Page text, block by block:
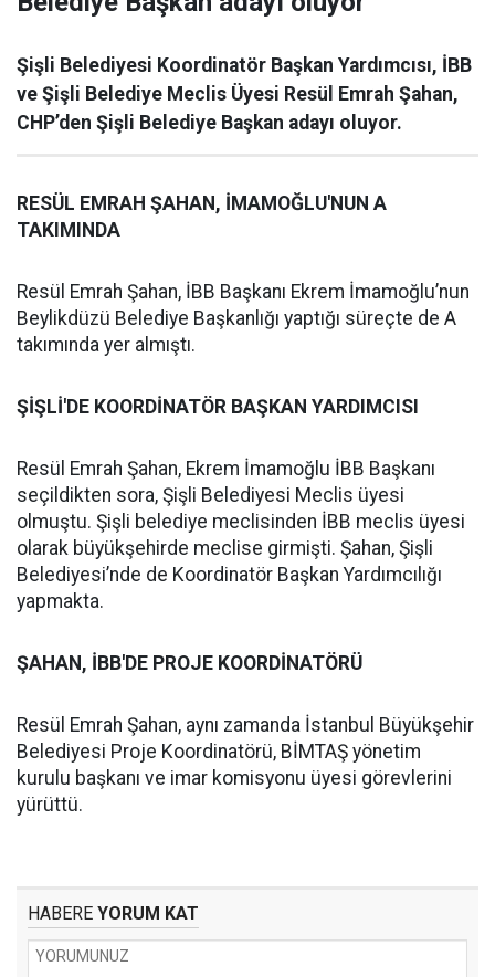
Şişli Belediyesi Koordinatör Başkan Yardımcısı, İBB
ve Şişli Belediye Meclis Üyesi Resül Emrah Şahan,
CHP’den Şişli Belediye Başkan adayı oluyor.
RESÜL EMRAH ŞAHAN, İMAMOĞLU'NUN A
TAKIMINDA
Resül Emrah Şahan, İBB Başkanı Ekrem İmamoğlu’nun
Beylikdüzü Belediye Başkanlığı yaptığı süreçte de A
takımında yer almıştı.
ŞİŞLİ'DE KOORDİNATÖR BAŞKAN YARDIMCISI
Resül Emrah Şahan, Ekrem İmamoğlu İBB Başkanı
seçildikten sora, Şişli Belediyesi Meclis üyesi
olmuştu. Şişli belediye meclisinden İBB meclis üyesi
olarak büyükşehirde meclise girmişti. Şahan, Şişli
Belediyesi’nde de Koordinatör Başkan Yardımcılığı
yapmakta.
ŞAHAN, İBB'DE PROJE KOORDİNATÖRÜ
Resül Emrah Şahan, aynı zamanda İstanbul Büyükşehir
Belediyesi Proje Koordinatörü, BİMTAŞ yönetim
kurulu başkanı ve imar komisyonu üyesi görevlerini
yürüttü.
HABERE YORUM KAT